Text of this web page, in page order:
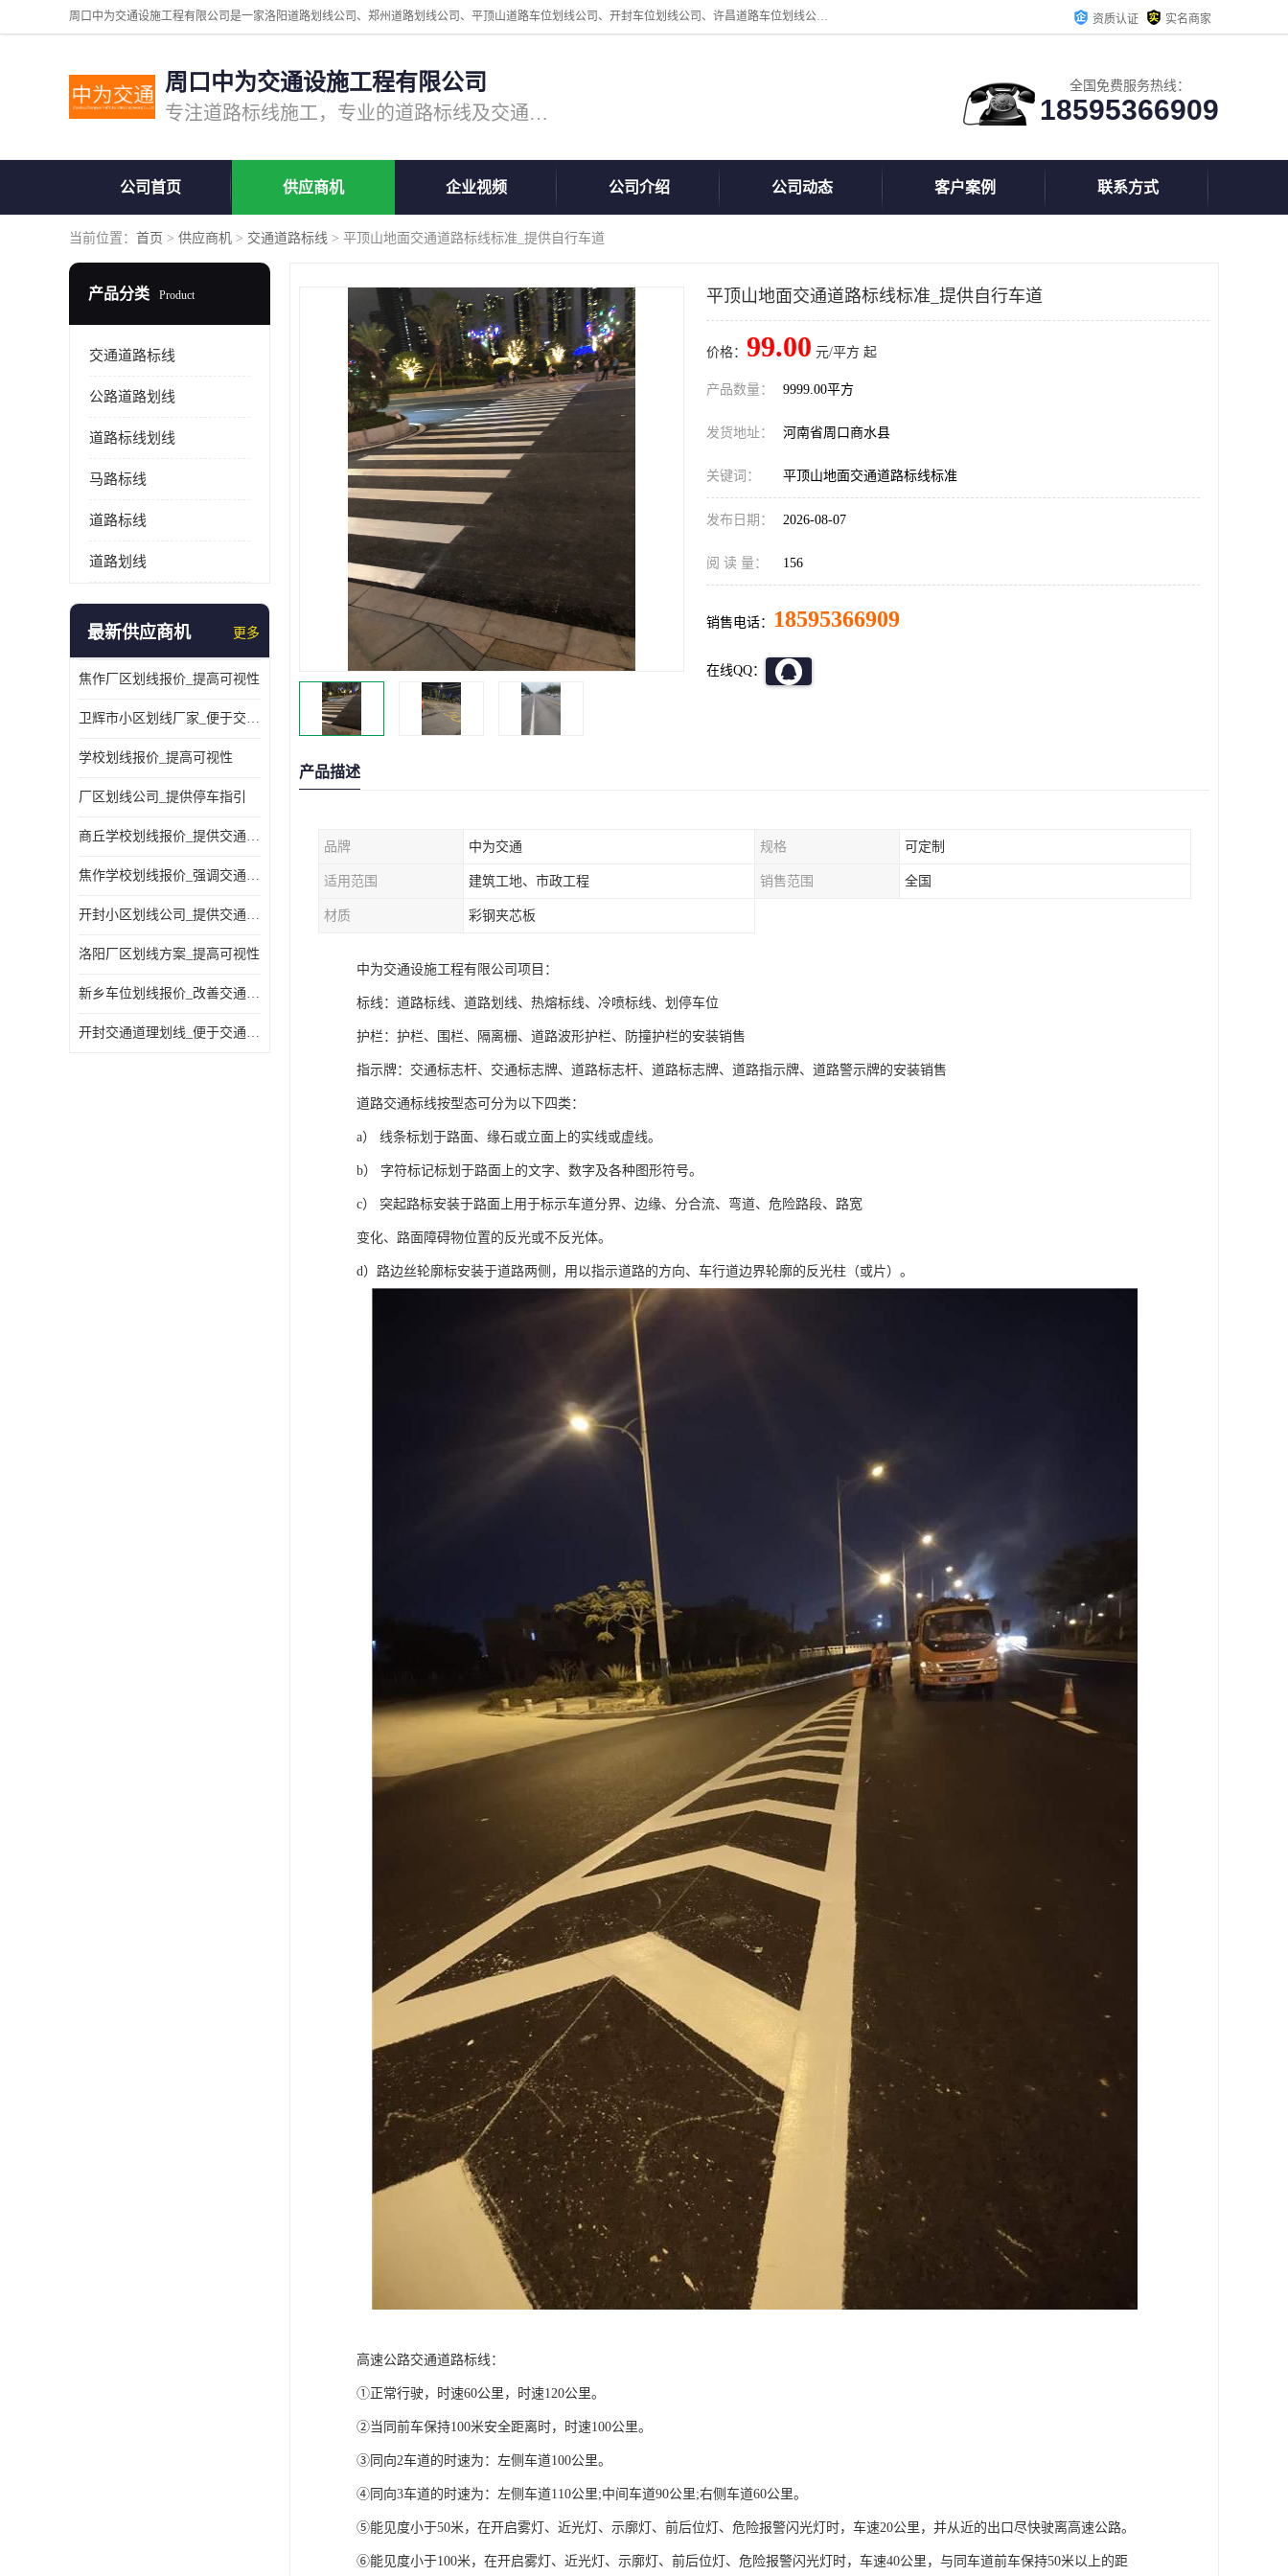
周口中为交通设施工程有限公司是一家洛阳道路划线公司、郑州道路划线公司、平顶山道路车位划线公司、开封车位划线公司、许昌道路车位划线公司、漯河道路车位划线公司，公司始终坚持“诚信、匠心、专注”的宗旨；我们的经营理念是：的服务。 资质认证 实名商家
周口中为交通设施工程有限公司
专注道路标线施工，专业的道路标线及交通设施施工服务商!
全国免费服务热线：
18595366909
公司首页 供应商机 企业视频 公司介绍 公司动态 客户案例 联系方式
当前位置： 首页 > 供应商机 > 交通道路标线 > 平顶山地面交通道路标线标准_提供自行车道
产品分类 Product
交通道路标线
公路道路划线
道路标线划线
马路标线
道路标线
道路划线
最新供应商机 更多
焦作厂区划线报价_提高可视性
卫辉市小区划线厂家_便于交通管理
学校划线报价_提高可视性
厂区划线公司_提供停车指引
商丘学校划线报价_提供交通信息
焦作学校划线报价_强调交通规则
开封小区划线公司_提供交通信息
洛阳厂区划线方案_提高可视性
新乡车位划线报价_改善交通效率
开封交通道理划线_便于交通管理
平顶山地面交通道路标线标准_提供自行车道
价格： 99.00 元/平方 起
产品数量： 9999.00平方
发货地址： 河南省周口商水县
关键词： 平顶山地面交通道路标线标准
发布日期： 2026-08-07
阅 读 量： 156
销售电话： 18595366909
在线QQ：
产品描述
品牌 中为交通 规格 可定制
适用范围 建筑工地、市政工程 销售范围 全国
材质 彩钢夹芯板
中为交通设施工程有限公司项目：
标线：道路标线、道路划线、热熔标线、冷喷标线、划停车位
护栏：护栏、围栏、隔离栅、道路波形护栏、防撞护栏的安装销售
指示牌：交通标志杆、交通标志牌、道路标志杆、道路标志牌、道路指示牌、道路警示牌的安装销售
道路交通标线按型态可分为以下四类：
a） 线条标划于路面、缘石或立面上的实线或虚线。
b） 字符标记标划于路面上的文字、数字及各种图形符号。
c） 突起路标安装于路面上用于标示车道分界、边缘、分合流、弯道、危险路段、路宽
变化、路面障碍物位置的反光或不反光体。
d）路边丝轮廓标安装于道路两侧，用以指示道路的方向、车行道边界轮廓的反光柱（或片）。
高速公路交通道路标线：
①正常行驶，时速60公里，时速120公里。
②当同前车保持100米安全距离时，时速100公里。
③同向2车道的时速为：左侧车道100公里。
④同向3车道的时速为：左侧车道110公里;中间车道90公里;右侧车道60公里。
⑤能见度小于50米，在开启雾灯、近光灯、示廓灯、前后位灯、危险报警闪光灯时，车速20公里，并从近的出口尽快驶离高速公路。
⑥能见度小于100米，在开启雾灯、近光灯、示廓灯、前后位灯、危险报警闪光灯时，车速40公里，与同车道前车保持50米以上的距